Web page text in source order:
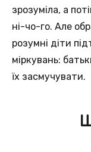
зрозуміла, а
ні-чо-го. Але
розумні діти
міркувань:
їх засмучувати.